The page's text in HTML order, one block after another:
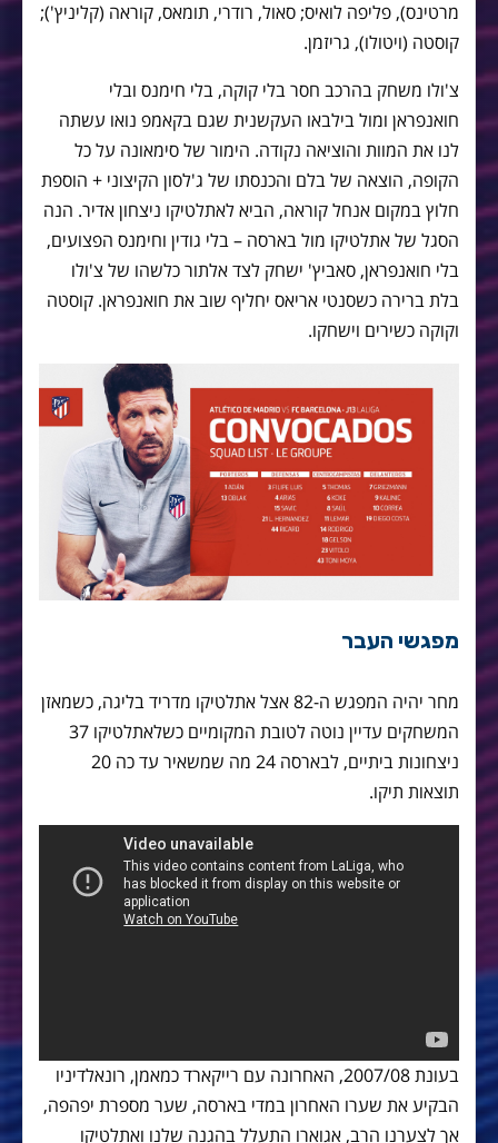
מרטינס), פליפה לואיס; סאול, רודרי, תומאס, קוראה (קליניץ');
קוסטה (ויטולו), גריזמן.
צ'ולו משחק בהרכב חסר בלי קוקה, בלי חימנס ובלי
חואנפראן ומול בילבאו העקשנית שגם בקאמפ נואו עשתה
לנו את המוות והוציאה נקודה. הימור של סימאונה על כל
הקופה, הוצאה של בלם והכנסתו של ג'לסון הקיצוני + הוספת
חלוץ במקום אנחל קוראה, הביא לאתלטיקו ניצחון אדיר. הנה
הסגל של אתלטיקו מול בארסה – בלי גודין וחימנס הפצועים,
בלי חואנפראן, סאביץ' ישחק לצד אלתור כלשהו של צ'ולו
בלת ברירה כשסנטי אריאס יחליף שוב את חואנפראן. קוסטה
וקוקה כשירים וישחקו.
מפגשי העבר
מחר יהיה המפגש ה-82 אצל אתלטיקו מדריד בליגה, כשמאזן
המשחקים עדיין נוטה לטובת המקומיים כשלאתלטיקו 37
ניצחונות ביתיים, לבארסה 24 מה שמשאיר עד כה 20
תוצאות תיקו.
בעונת 2007/08, האחרונה עם רייקארד כמאמן, רונאלדיניו
הבקיע את שערו האחרון במדי בארסה, שער מספרת יפהפה,
אך לצערנו הרב, אגוארו התעלל בהגנה שלנו ואתלטיקו